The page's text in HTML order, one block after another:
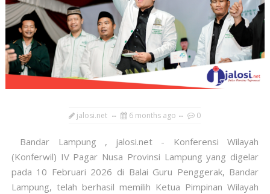
jalosi.net 6 months ago 0
Bandar Lampung , jalosi.net - Konferensi Wilayah
(Konferwil) IV Pagar Nusa Provinsi Lampung yang digelar
pada 10 Februari 2026 di Balai Guru Penggerak, Bandar
Lampung, telah berhasil memilih Ketua Pimpinan Wilayah